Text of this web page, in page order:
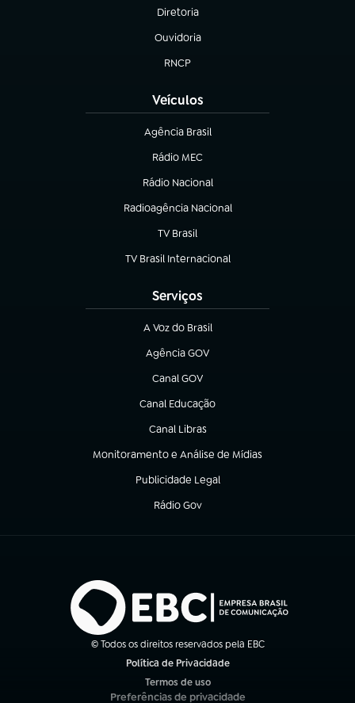
Diretoria
(abre em nova aba)
Ouvidoria
(abre em nova aba)
RNCP
(abre em nova aba)
Veículos
Agência Brasil
(abre em nova aba)
Rádio MEC
(abre em nova aba)
Rádio Nacional
Radioagência Nacional
(abre em nova aba)
TV Brasil
(abre em nova aba)
TV Brasil Internacional
(abre em nova aba)
Serviços
A Voz do Brasil
(abre em nova aba)
Agência GOV
(abre em nova aba)
Canal GOV
(abre em nova aba)
Canal Educação
(abre em nova aba)
Canal Libras
(abre em nova aba)
Monitoramento e Análise de Mídias
(abre em nova aba)
Publicidade Legal
(abre em nova aba)
Rádio Gov
(abre em nova aba)
© Todos os direitos reservados pela EBC
Política de Privacidade
Termos de uso
(abre em nova aba)
Preferências de privacidade